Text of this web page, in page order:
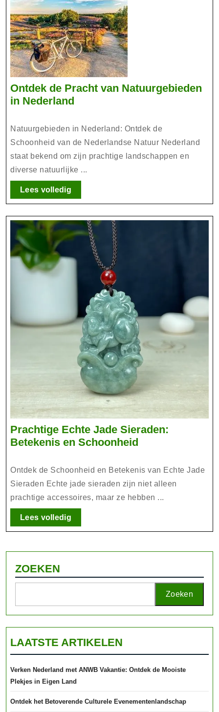
Ontdek de Pracht van Natuurgebieden
in Nederland
Pracht
van
Natuurgebieden
in
Nederland
Natuurgebieden in Nederland: Ontdek de
Schoonheid van de Nederlandse Natuur Nederland
staat bekend om zijn prachtige landschappen en
diverse natuurlijke ...
Lees volledigLees
volledig
Prachtige Echte Jade Sieraden:
Betekenis en Schoonheid
Jade
Sieraden:
Betekenis
Ontdek de Schoonheid en Betekenis van Echte Jade
Sieraden Echte jade sieraden zijn niet alleen
prachtige accessoires, maar ze hebben ...
Lees volledigLees
volledig
ZOEKEN
Zoeken
LAATSTE ARTIKELEN
Verken Nederland met ANWB Vakantie: Ontdek de Mooiste
Plekjes in Eigen Land
Ontdek het Betoverende Culturele Evenementenlandschap